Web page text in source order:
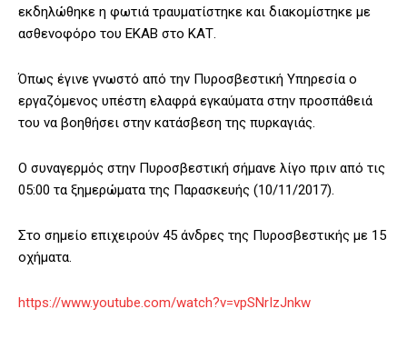
εκδηλώθηκε η φωτιά τραυματίστηκε και διακομίστηκε με
ασθενοφόρο του ΕΚΑΒ στο ΚΑΤ.
Όπως έγινε γνωστό από την Πυροσβεστική Υπηρεσία ο
εργαζόμενος υπέστη ελαφρά εγκαύματα στην προσπάθειά
του να βοηθήσει στην κατάσβεση της πυρκαγιάς.
Ο συναγερμός στην Πυροσβεστική σήμανε λίγο πριν από τις
05:00 τα ξημερώματα της Παρασκευής (10/11/2017).
Στο σημείο επιχειρούν 45 άνδρες της Πυροσβεστικής με 15
οχήματα.
https://www.youtube.com/watch?v=vpSNrIzJnkw